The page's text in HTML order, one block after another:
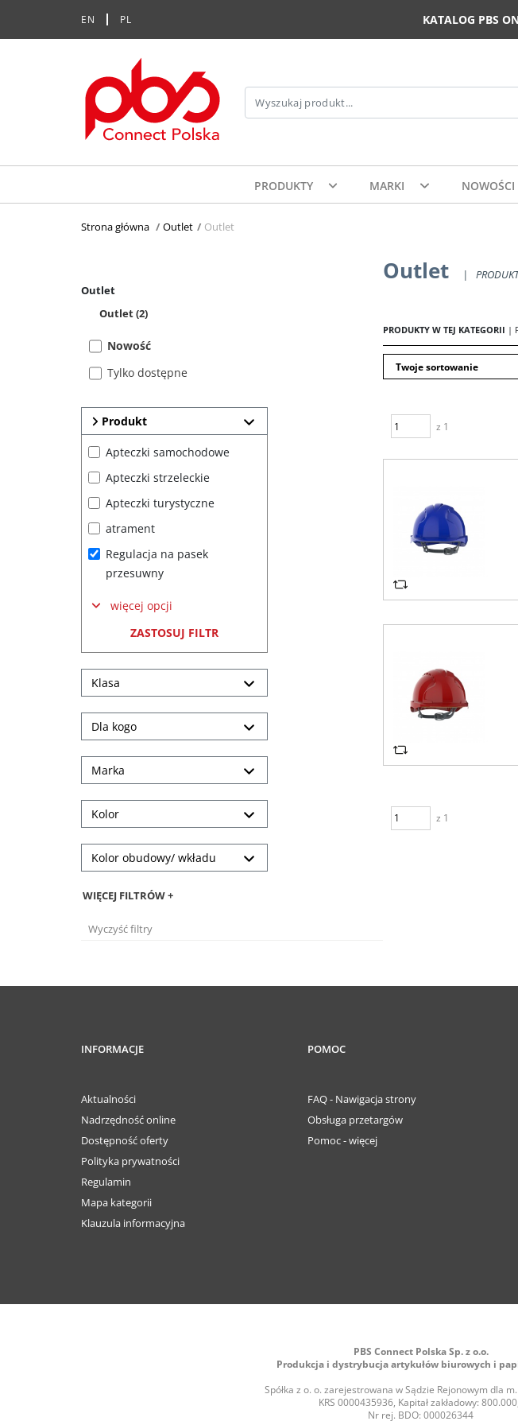
EN PL KATALOG PBS
PRODUKTY MARKI NOWOŚCI
Strona główna> Outlet> Outlet
Outlet
Outlet(2)
Nowość
Tylko dostępne
Klasa
Dla kogo
Marka
Kolor
Kolor obudowy/ wkładu
Produkt
Apteczki samochodowe
Apteczki strzeleckie
Apteczki turystyczne
atrament
Regulacja na pasek
przesuwny
więcej opcji
ZASTOSUJ FILTR
WIĘCEJ FILTRÓW +
Wyczyść filtry
Outlet |
PRODUKTY W TEJ KATEGORII |
z 1
z 1
INFORMACJE
Aktualności
Nadrzędność online
Dostępność oferty
Polityka prywatności
Regulamin
Mapa kategorii
Klauzula informacyjna
POMOC
FAQ - Nawigacja strony
Obsługa przetargów
Pomoc - więcej
PBS Connect Polska Sp. z o.o.
Produkcja i dystrybucja artykułów biurowych i
Spółka z o. o. zarejestrowana w Sądzie Rejonowym dla
KRS 0000435936, Kapitał zakładowy:
Nr rej. BDO: 000026344